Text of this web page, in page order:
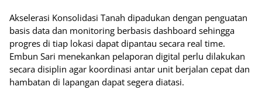
Akselerasi Konsolidasi Tanah dipadukan dengan penguatan
basis data dan monitoring berbasis dashboard sehingga
progres di tiap lokasi dapat dipantau secara real time.
Embun Sari menekankan pelaporan digital perlu dilakukan
secara disiplin agar koordinasi antar unit berjalan cepat dan
hambatan di lapangan dapat segera diatasi.